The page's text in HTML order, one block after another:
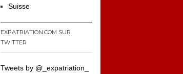
Suisse
EXPATRIATION.COM SUR
TWITTER
Tweets by @_expatriation_